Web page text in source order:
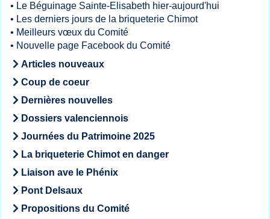
• Le Béguinage Sainte-Elisabeth hier-aujourd'hui
• Les derniers jours de la briqueterie Chimot
• Meilleurs vœux du Comité
• Nouvelle page Facebook du Comité
Articles nouveaux
Coup de coeur
Dernières nouvelles
Dossiers valenciennois
Journées du Patrimoine 2025
La briqueterie Chimot en danger
Liaison ave le Phénix
Pont Delsaux
Propositions du Comité